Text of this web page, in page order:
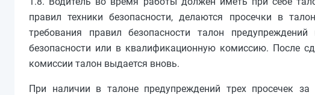
правил техники безопасности, делаются просечки в
требования правил безопасности талон
безопасности или в квалификационную комиссию. После
комиссии талон выдается вновь.
При наличии в талоне предупреждений трех просечек